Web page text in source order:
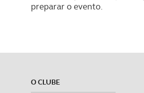
preparar o evento.
O CLUBE